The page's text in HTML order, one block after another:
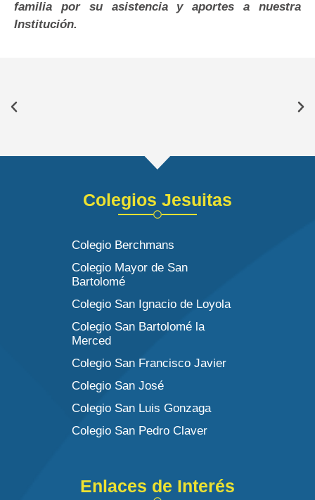
familia por su asistencia y aportes a nuestra
Institución.
Colegios Jesuitas
Colegio Berchmans
Colegio Mayor de San
Bartolomé
Colegio San Ignacio de Loyola
Colegio San Bartolomé la
Merced
Colegio San Francisco Javier
Colegio San José
Colegio San Luis Gonzaga
Colegio San Pedro Claver
Enlaces de Interés